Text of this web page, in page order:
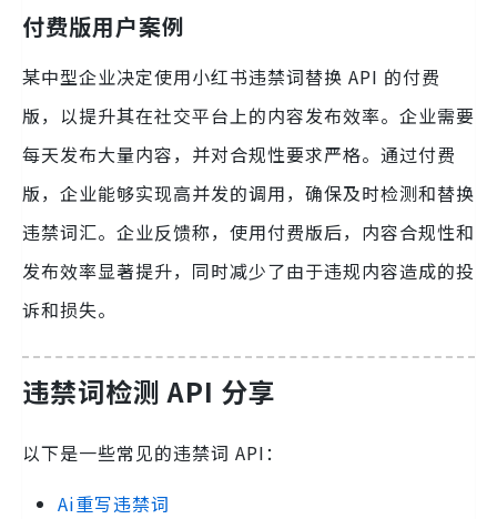
付费版用户案例
某中型企业决定使用小红书违禁词替换 API 的付费
版，以提升其在社交平台上的内容发布效率。企业需要
每天发布大量内容，并对合规性要求严格。通过付费
版，企业能够实现高并发的调用，确保及时检测和替换
违禁词汇。企业反馈称，使用付费版后，内容合规性和
发布效率显著提升，同时减少了由于违规内容造成的投
诉和损失。
违禁词检测 API 分享
以下是一些常见的违禁词 API：
Ai重写违禁词